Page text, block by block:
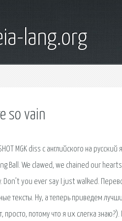
lang.org
so vain
MGK diss с английского на
Ball. We clawed, we chained our
Don’t you ever say I just walked.
тексты. Ну, а теперь приведем
потому что я их слегка